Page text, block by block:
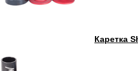
Каретка